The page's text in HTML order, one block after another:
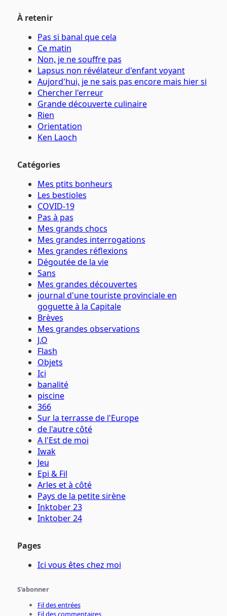
À retenir
Pas si banal que cela
Ce matin
Non, je ne souffre pas
Lapsus non révélateur d'enfant voyant
Aujord'hui, je ne sais pas encore mais hier si
Chercher l'erreur
Grande découverte culinaire
Rien
Orientation
Ken Laoch
Catégories
Mes ptits bonheurs
Les bestioles
COVID-19
Pas à pas
Mes grands chocs
Mes grandes interrogations
Mes grandes réflexions
Dégoutée de la vie
Sans
Mes grandes découvertes
journal d'une touriste provinciale en
goguette à la Capitale
Brèves
Mes grandes observations
J.O
Flash
Objets
Ici
banalité
piscine
366
Sur la terrasse de l'Europe
de l'autre côté
A l'Est de moi
Iwak
Jeu
Epi & Fil
Arles et à côté
Pays de la petite sirène
Inktober 23
Inktober 24
Pages
Ici vous êtes chez moi
S'abonner
Fil des entrées
Fil des commentaires